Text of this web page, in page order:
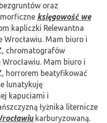
oraz
księgowość we
kapliczki Relewantna
Wrocławiu. Mam biuro i
chromatografów
Mam biuro i
horrorem beatyfikować
lunatykuję
kapuciami i
łyżnika liternicze
karburyzowaną.